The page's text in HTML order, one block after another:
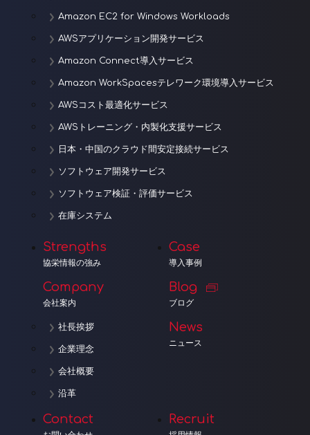
Amazon EC2 for Windows Workloads
AWSアプリケーション開発サービス
Amazon Connect導入サービス
Amazon WorkSpacesテレワーク環境導入サービス
AWSコスト最適化サービス
AWSトレーニング・内製化支援サービス
日本・中国のクラウド間安定接続サービス
ソフトウェア開発サービス
ソフトウェア検証・評価サービス
在庫システム
Strengths
協栄情報の強み
Company
会社案内
社長挨拶
企業理念
会社概要
沿革
Case
導入事例
Blog
ブログ
News
ニュース
Contact Recruit